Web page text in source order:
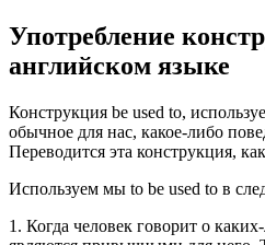
Употребление
английском языке
Конструкция be used to,
обычное для нас, какое-либо
Переводится эта конструкция,
Используем мы to be used to в
1. Когда человек говорит о